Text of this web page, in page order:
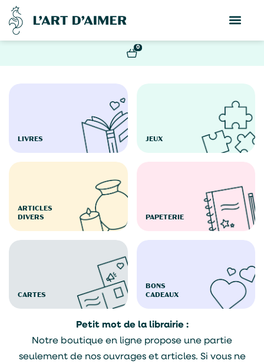
0
LIVRES JEUX
ARTICLES
DIVERS
PAPETERIE
CARTES
BONS
CADEAUX
Petit mot de la librairie :
Notre boutique en ligne propose une partie
seulement de nos ouvrages et articles. Si vous ne